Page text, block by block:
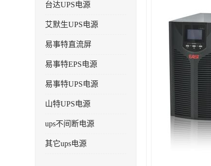
台达UPS电源
艾默生UPS电源
易事特直流屏
易事特EPS电源
易事特UPS电源
山特UPS电源
ups不间断电源
其它ups电源